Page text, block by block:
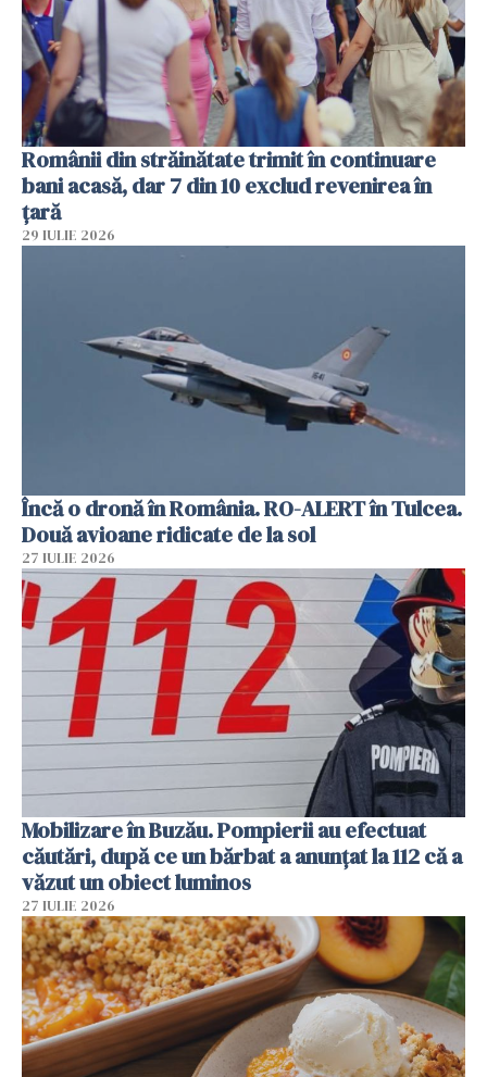
Românii din străinătate trimit în continuare
bani acasă, dar 7 din 10 exclud revenirea în
țară
29 IULIE 2026
Încă o dronă în România. RO-ALERT în Tulcea.
Două avioane ridicate de la sol
27 IULIE 2026
Mobilizare în Buzău. Pompierii au efectuat
căutări, după ce un bărbat a anunțat la 112 că a
văzut un obiect luminos
27 IULIE 2026